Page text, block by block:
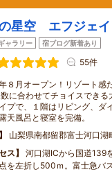
星空 エフジェイ
ャラリー 宿ブログ新着あり
55件
８月オープン！リゾート感
に合わせてチョイスでき
プで、１階はリビング、ダ
天風呂と寝室を完備。
山梨県南都留郡富士河口湖
ス
河口湖ICから国道139
を左折し500ｍ。富士急バ